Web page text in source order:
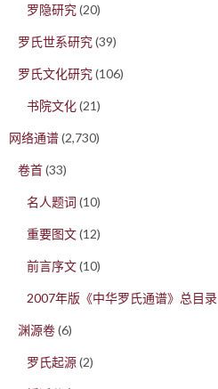
罗隐研究(20)
罗氏世系研究(39)
罗氏文化研究(106)
书院文化(21)
网络通谱(2,730)
卷首(33)
名人题词 (10)
重要图文(12)
前言序文(10)
2007年版《中华罗氏通谱》总目录
渊源卷(6)
罗氏起源(2)